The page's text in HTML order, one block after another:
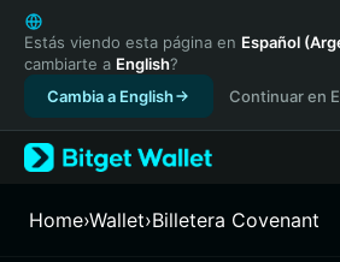
English
日本語
Tiếng Việt
Русский
Español (Latinoamérica)
Türkçe
Français
Estás viendo esta página en Español
cambiarte a English?
Cambia a English
Continuar en
Home›Wallet›Billetera Covenant